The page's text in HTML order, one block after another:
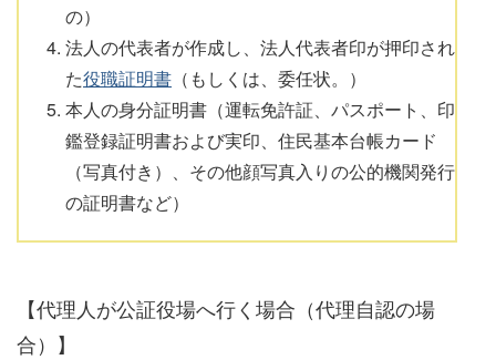
の）
法人の代表者が作成し、法人代表者印が押印され
た役職証明書 （もしくは、委任状。）
本人の身分証明書（運転免許証、パスポート、印
鑑登録証明書および実印、住民基本台帳カード
（写真付き）、その他顔写真入りの公的機関発行
の証明書など）
【代理人が公証役場へ行く場合（代理自認の場
合）】